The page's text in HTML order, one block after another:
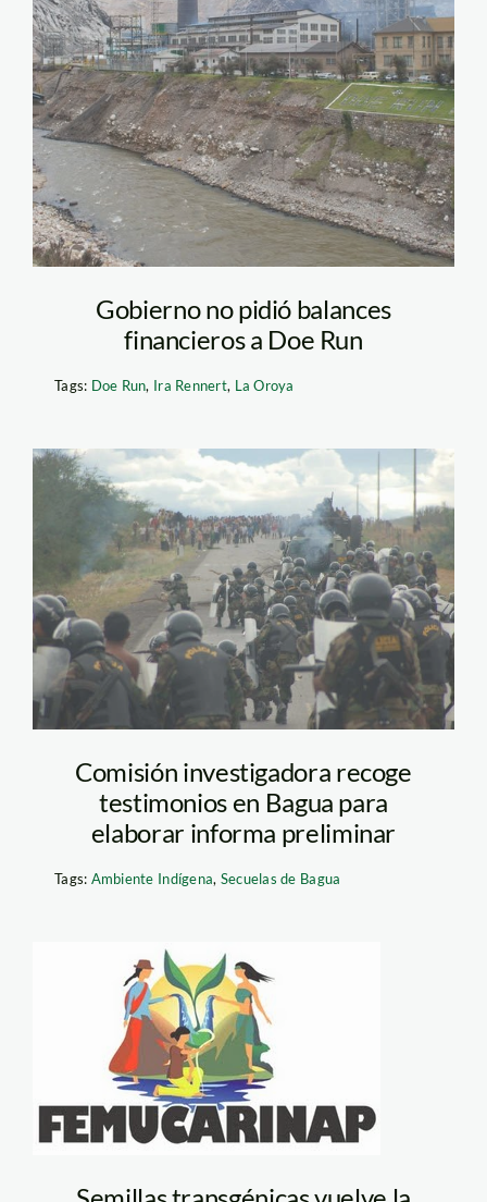
Gobierno no pidió balances
financieros a Doe Run
Tags: Doe Run, Ira Rennert, La Oroya
bagua_amazon_watch_1
Comisión investigadora recoge
testimonios en Bagua para
elaborar informa preliminar
Tags: Ambiente Indígena, Secuelas de Bagua
logo femucarinap